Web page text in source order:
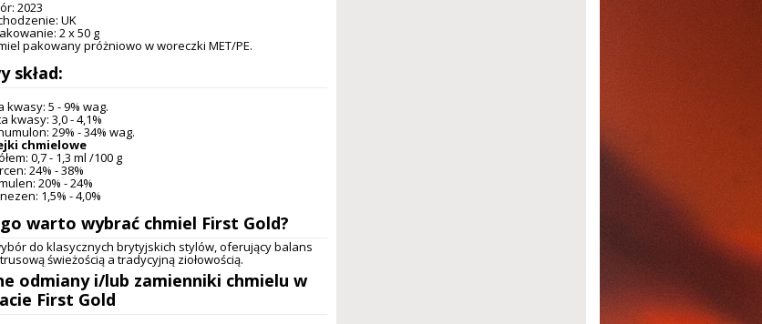
2023
UK
2 x 50 g
pakowany próżniowo w woreczki MET/PE.
skład:
kwasy: 5 - 9% wag.
kwasy: 3,0 - 4,1%
29% - 34% wag.
chmielowe
0,7 - 1,3 ml /100 g
24% - 38%
20% - 24%
1,5% - 4,0%
warto wybrać chmiel First Gold?
do klasycznych brytyjskich stylów, oferujący balans
świeżością a tradycyjną ziołowością.
odmiany i/lub zamienniki chmielu w
First Gold